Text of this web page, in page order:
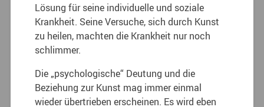
Lösung für seine individuelle und soziale
Krankheit. Seine Versuche, sich durch Kunst
zu heilen, machten die Krankheit nur noch
schlimmer.
Die „psychologische“ Deutung und die
Beziehung zur Kunst mag immer einmal
wieder übertrieben erscheinen. Es wird eben